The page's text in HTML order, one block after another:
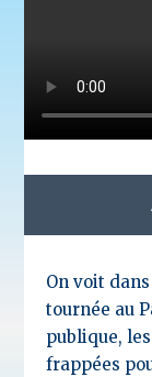
On voit
tournée au
publique,
frappées